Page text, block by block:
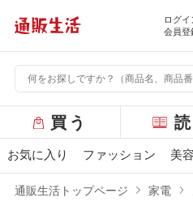
ログイ
会員登
ー
バ
買う
お気に入り ファッション 美
通販生活トップページ 家電